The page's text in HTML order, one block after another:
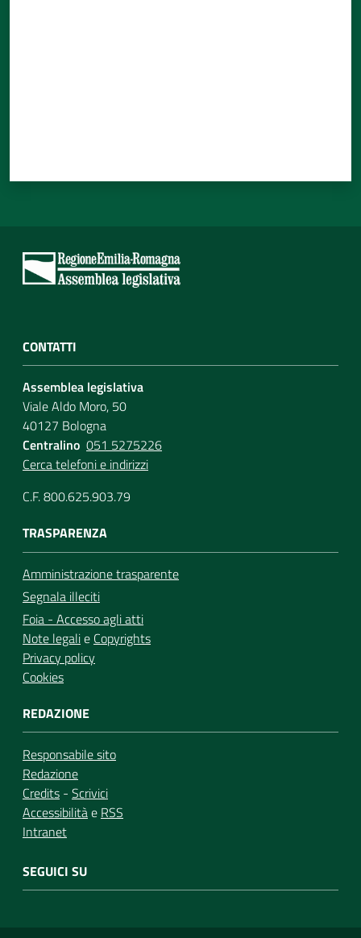
CONTATTI
Assemblea legislativa
Viale Aldo Moro, 50
40127 Bologna
Centralino 051 5275226
Cerca telefoni e indirizzi
C.F. 800.625.903.79
TRASPARENZA
Amministrazione trasparente
Segnala illeciti
Foia - Accesso agli atti
Note legalie Copyrights
Privacy policy
Cookies
REDAZIONE
Responsabile sito
Redazione
Credits - Scrivici
Accessibilitàe RSS
Intranet
SEGUICI SU